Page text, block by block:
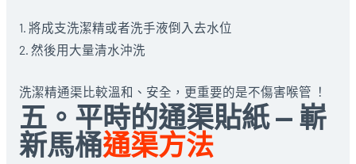
1. 將成支洗潔精或者洗手液倒入去水位
2. 然後用大量清水沖洗
洗潔精通渠比較溫和、安全，更重要的是不傷害喉管 ！
五。平時的通渠貼紙 — 嶄
新馬桶通渠方法